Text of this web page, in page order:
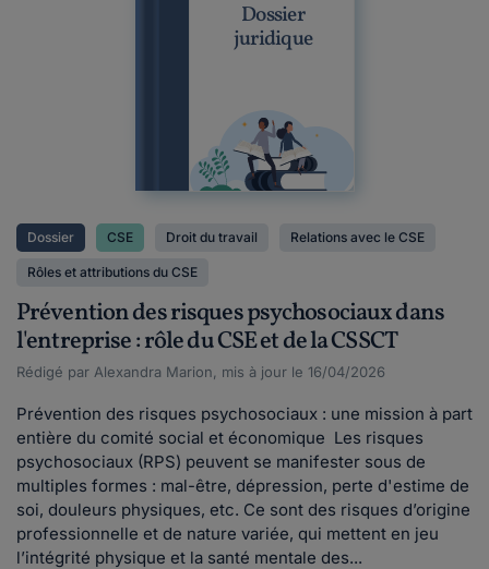
Dossier
juridique
Dossier CSE Droit du travail Relations avec le CSE
Rôles et attributions du CSE
Prévention des risques psychosociaux dans
l'entreprise : rôle du CSE et de la CSSCT
Rédigé par Alexandra Marion, mis à jour le 16/04/2026
Prévention des risques psychosociaux : une mission à part
entière du comité social et économique Les risques
psychosociaux (RPS) peuvent se manifester sous de
multiples formes : mal-être, dépression, perte d'estime de
soi, douleurs physiques, etc. Ce sont des risques d’origine
professionnelle et de nature variée, qui mettent en jeu
l’intégrité physique et la santé mentale des...